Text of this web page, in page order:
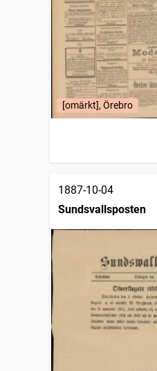
[omärkt], Örebro
1887-10-04
Sundsvallsposten